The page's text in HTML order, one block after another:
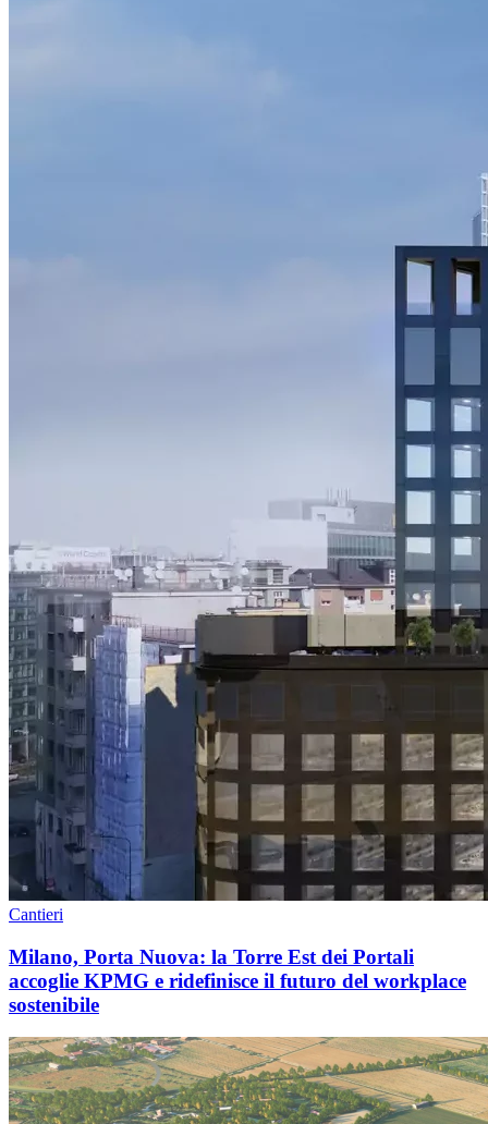
Cantieri
Milano, Porta Nuova: la Torre Est dei Portali
accoglie KPMG e ridefinisce il futuro del workplace
sostenibile